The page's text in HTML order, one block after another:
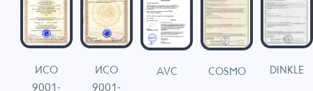
ИСО
9001-
ИСО
9001-
AVC COSMO DINKLE